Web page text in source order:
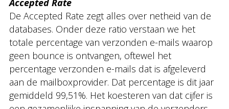
De Accepted Rate zegt alles over netheid van de
databases. Onder deze ratio verstaan we het
totale percentage van verzonden e-mails waarop
geen bounce is ontvangen, oftewel het
percentage verzonden e-mails dat is afgeleverd
aan de mailboxprovider. Dat percentage is dit jaar
gemiddeld 99,51%. Het koesteren van dat cijfer is